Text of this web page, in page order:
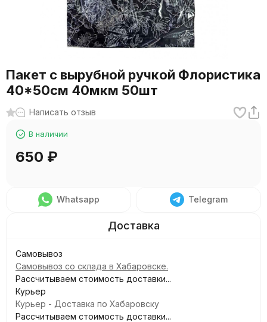
Пакет с вырубной ручкой Флористика
40*50см 40мкм 50шт
Написать отзыв
В наличии
650 ₽
Whatsapp Telegram
Самовывоз
Самовывоз со склада в Хабаровске.
Рассчитываем стоимость доставки...
Курьер
Курьер - Доставка по Хабаровску
Рассчитываем стоимость доставки...